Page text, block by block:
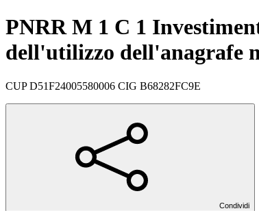
PNRR M 1 C 1
dell'utilizzo dell'anagrafe
CUP D51F24005580006 CIG B68282FC9E
Condividi